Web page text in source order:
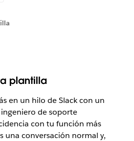
plantilla
en un hilo de Slack con un
de soporte
con tu función más
una conversación normal y,